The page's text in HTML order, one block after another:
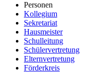
Personen
Kollegium
Sekretariat
Hausmeister
Schulleitung
Schülervertretung
Elternvertretung
Förderkreis